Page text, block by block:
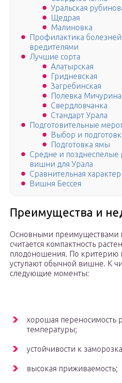
Уральская
Щедрая
Малиновка
Профилактика болезней
вредителями
Лучшие сорта
Алатырская
Гридневская
Загребинская
Полевка Мичурина
Свердловчанка
Стандарт Урала
Подготовительные
Выбор и
Подготовка ямы
Средне и позднеспелые
вишни для Урала
Сравнительная
Вишня Бессея
Преимущества и
Основными преимуществами
считается компактность
плодоношения. По критерию
уступают обычной вишне. К
следующие моменты:
хорошая переносимость
температуры;
устойчивости к
высокая приживаемость;